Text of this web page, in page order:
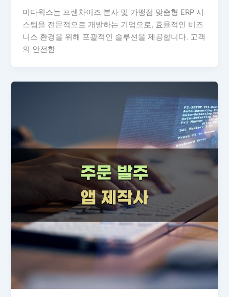
미다웍스는 프랜차이즈 본사 및 가맹점 맞춤형 ERP 시
스템을 전문적으로 개발하는 기업으로, 효율적인 비즈
니스 환경을 위해 포괄적인 솔루션을 제공합니다. 고객
의 안전한